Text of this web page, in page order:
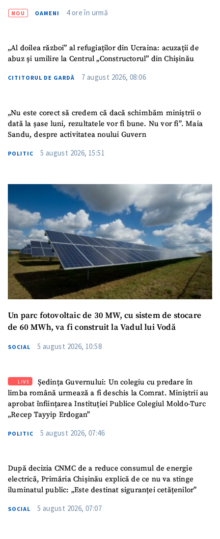
NOU OAMENI 4 ore în urmă
„Al doilea război” al refugiaților din Ucraina: acuzații de
abuz și umilire la Centrul „Constructorul” din Chișinău
CITITORUL DE GARDĂ 7 august 2026, 08:06
„Nu este corect să credem că dacă schimbăm miniștrii o
dată la șase luni, rezultatele vor fi bune. Nu vor fi”. Maia
Sandu, despre activitatea noului Guvern
POLITIC 5 august 2026, 15:51
Un parc fotovoltaic de 30 MW, cu sistem de stocare
de 60 MWh, va fi construit la Vadul lui Vodă
SOCIAL 5 august 2026, 10:58
LIVE
Ședința Guvernului: Un colegiu cu predare în
limba română urmează a fi deschis la Comrat. Miniștrii au
aprobat înființarea Instituției Publice Colegiul Moldo-Turc
„Recep Tayyip Erdogan”
POLITIC 5 august 2026, 07:46
După decizia CNMC de a reduce consumul de energie
electrică, Primăria Chișinău explică de ce nu va stinge
iluminatul public: „Este destinat siguranței cetățenilor”
SOCIAL 5 august 2026, 07:07
confidențialitate.